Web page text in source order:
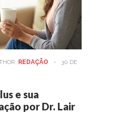
REDAÇÃO -
30 DE
e sua
por Dr. Lair